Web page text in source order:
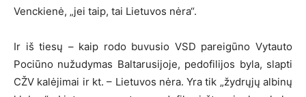
Venckienė, „jei taip, tai Lietuvos nėra“.
Ir iš tiesų – kaip rodo buvusio VSD pareigūno Vytauto
Pociūno nužudymas Baltarusijoje, pedofilijos byla, slapti
CŽV kalėjimai ir kt. – Lietuvos nėra. Yra tik „žydrųjų albinų